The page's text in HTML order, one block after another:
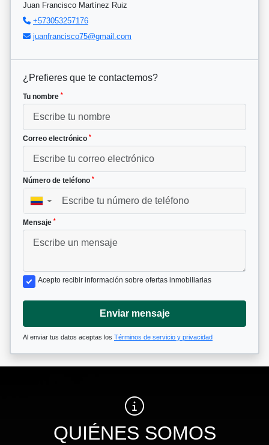
Juan Francisco Martínez Ruiz
+573053257176
juanfrancisco75@gmail.com
¿Prefieres que te contactemos?
Tu nombre *
Correo electrónico *
Número de teléfono *
▼
Mensaje *
Acepto recibir información sobre ofertas inmobiliarias
Enviar mensaje
Al enviar tus datos aceptas los Términos de servicio y privacidad
QUIÉNES SOMOS